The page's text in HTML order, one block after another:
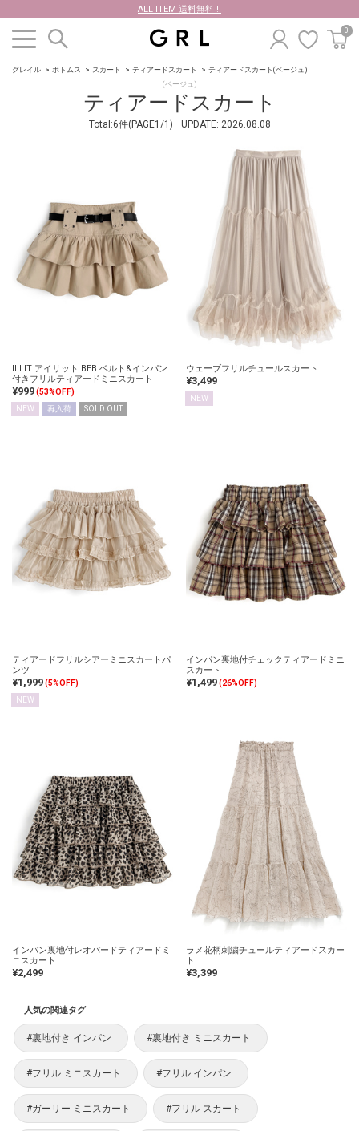
ALL ITEM 送料無料 !!
0
グレイル ボトムス スカート ティアードスカート ティアードスカート(ベージュ)
ティアードスカート
(ベージュ)
Total:6件(PAGE1/1) UPDATE: 2026.08.08
ILLIT アイリット BEB ベルト&インパン
付きフリルティアードミニスカート
¥999(53%OFF)
NEW
再入荷 SOLD OUT
ウェーブフリルチュールスカート
¥3,499
NEW
ティアードフリルシアーミニスカートパ
ンツ
¥1,999(5%OFF)
NEW
インパン裏地付チェックティアードミニ
スカート
¥1,499(26%OFF)
インパン裏地付レオパードティアードミ
ニスカート
¥2,499
ラメ花柄刺繍チュールティアードスカー
ト
¥3,399
人気の関連タグ
#裏地付き インパン #裏地付き ミニスカート
#フリル ミニスカート #フリル インパン
#ガーリー ミニスカート #フリル スカート